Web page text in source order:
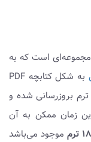
مجموعه‌ای است که به
به شکل کتابچه PDF
بروزرسانی شده و
زمان ممکن به آن
۱۸ ترم
موجود می‌باشد